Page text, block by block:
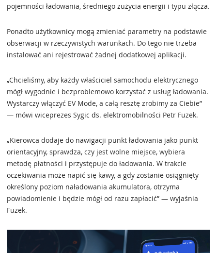
pojemności ładowania, średniego zużycia energii i typu złącza.
Ponadto użytkownicy mogą zmieniać parametry na podstawie
obserwacji w rzeczywistych warunkach. Do tego nie trzeba
instalować ani rejestrować żadnej dodatkowej aplikacji.
„Chcieliśmy, aby każdy właściciel samochodu elektrycznego
mógł wygodnie i bezproblemowo korzystać z usług ładowania.
Wystarczy włączyć EV Mode, a całą resztę zrobimy za Ciebie”
— mówi wiceprezes Sygic ds. elektromobilności Petr Fuzek.
„Kierowca dodaje do nawigacji punkt ładowania jako punkt
orientacyjny, sprawdza, czy jest wolne miejsce, wybiera
metodę płatności i przystępuje do ładowania. W trakcie
oczekiwania może napić się kawy, a gdy zostanie osiągnięty
określony poziom naładowania akumulatora, otrzyma
powiadomienie i będzie mógł od razu zapłacić” — wyjaśnia
Fuzek.